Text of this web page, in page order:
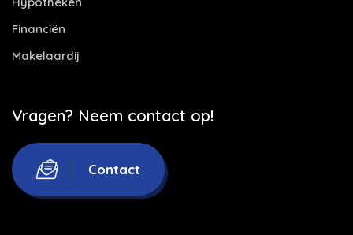
Financiën
Makelaardij
Vragen? Neem contact op!
Contact